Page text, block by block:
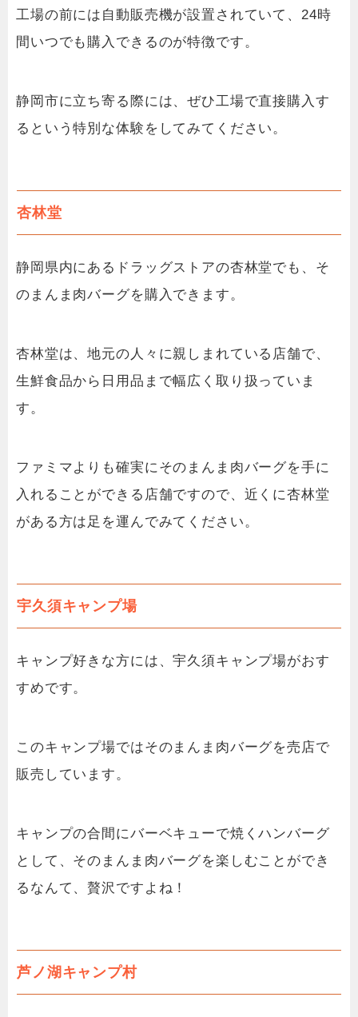
工場の前には自動販売機が設置されていて、24時
間いつでも購入できるのが特徴です。
静岡市に立ち寄る際には、ぜひ工場で直接購入す
るという特別な体験をしてみてください。
杏林堂
静岡県内にあるドラッグストアの杏林堂でも、そ
のまんま肉バーグを購入できます。
杏林堂は、地元の人々に親しまれている店舗で、
生鮮食品から日用品まで幅広く取り扱っていま
す。
ファミマよりも確実にそのまんま肉バーグを手に
入れることができる店舗ですので、近くに杏林堂
がある方は足を運んでみてください。
宇久須キャンプ場
キャンプ好きな方には、宇久須キャンプ場がおす
すめです。
このキャンプ場ではそのまんま肉バーグを売店で
販売しています。
キャンプの合間にバーベキューで焼くハンバーグ
として、そのまんま肉バーグを楽しむことができ
るなんて、贅沢ですよね！
芦ノ湖キャンプ村